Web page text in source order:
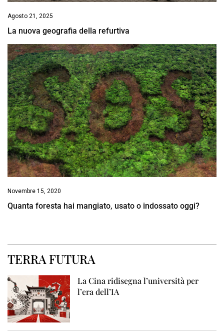
Agosto 21, 2025
La nuova geografia della refurtiva
Novembre 15, 2020
Quanta foresta hai mangiato, usato o indossato oggi?
TERRA FUTURA
La Cina ridisegna l’università per
l’era dell’IA